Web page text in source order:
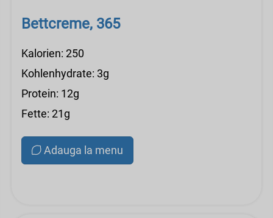
Bettcreme, 365
Kalorien: 250
Kohlenhydrate: 3g
Protein: 12g
Fette: 21g
Adauga la menu